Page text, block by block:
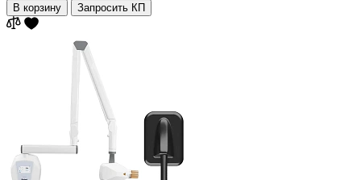
В корзину Запросить КП